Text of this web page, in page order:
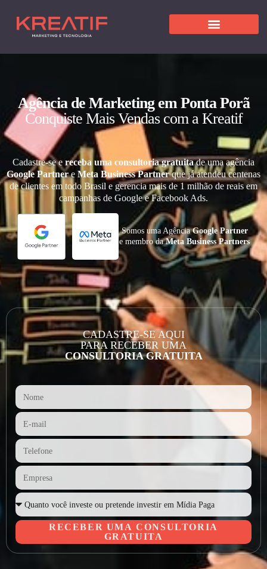
Agência de Marketing em Ponta Porã
Conquiste Mais Vendas com a Kreatif
Cadastre-se ereceba uma consultoria gratuitade uma agência
Google Partnere Meta Business Partnerque já atendeu centenas
de clientes em todo Brasil e gerencia mais de 1 milhão de reais em
campanhas de Google e Facebook Ads.
Somos uma AgênciaGoogle Partner
e membro daMeta Business Partners
CADASTRE-SE AQUI
PARA RECEBER UMA
CONSULTORIA GRATUITA
RECEBER UMA CONSULTORIA
GRATUITA